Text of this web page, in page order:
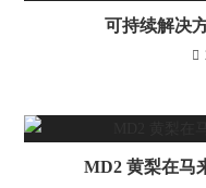
可持续解决
MD2 黄梨在马